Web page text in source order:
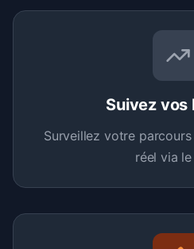
Suivez vos
Surveillez votre
réel via